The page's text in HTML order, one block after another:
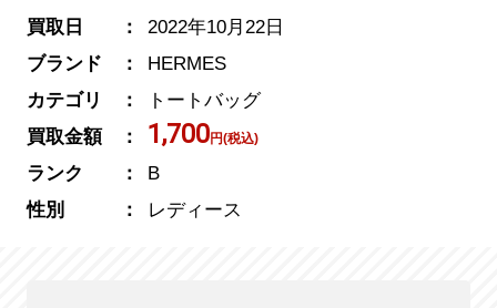
買取日
2022年10月22日
ブランド
HERMES
カテゴリ
トートバッグ
買取金額
1,700円(税込)
ランク
B
性別
レディース